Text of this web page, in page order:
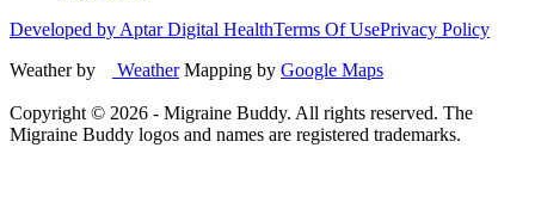
Developed by Aptar Digital HealthTerms Of UsePrivacy Policy
Weather by
WeatherMapping by Google Maps
Copyright © 2026 - Migraine Buddy. All rights reserved. The
Migraine Buddy logos and names are registered trademarks.